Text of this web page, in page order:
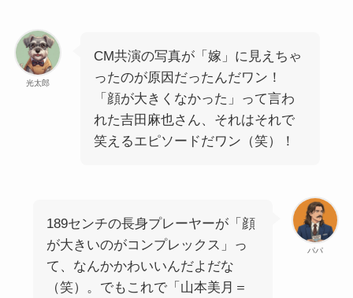
光太郎
CM共演の写真が「嫁」に見えちゃ
ったのが原因だったんだワン！
「顔が大きくなかった」って言わ
れた吉田麻也さん、それはそれで
笑えるエピソードだワン（笑）！
パパ
189センチの長身プレーヤーが「顔
が大きいのがコンプレックス」っ
て、なんかかわいいんだよだな
（笑）。でもこれで「山本美月＝